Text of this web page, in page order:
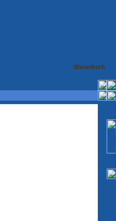
Warenkorb